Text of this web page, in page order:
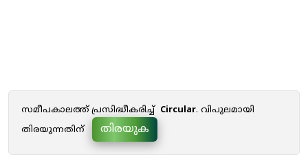
സമീപകാലത്ത് പ്രസിദ്ധീകരിച്ച് Circular. വിപുലമായി
തിരയുന്നതിന്
തിരയുക